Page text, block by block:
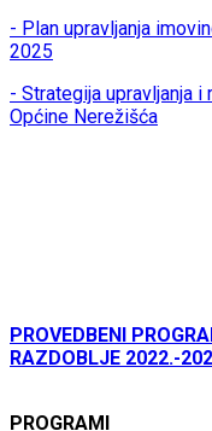
- Plan upravljanja
2025
- Strategija upravljanja
Općine Nerežišća
PROVEDBENI
RAZDOBLJE 2022.-
PROGRAMI